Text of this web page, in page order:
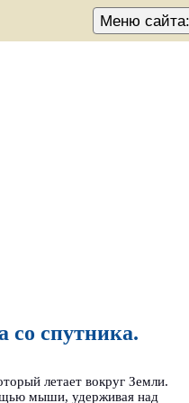
со спутника.
летает вокруг Земли.
мыши, удерживая над